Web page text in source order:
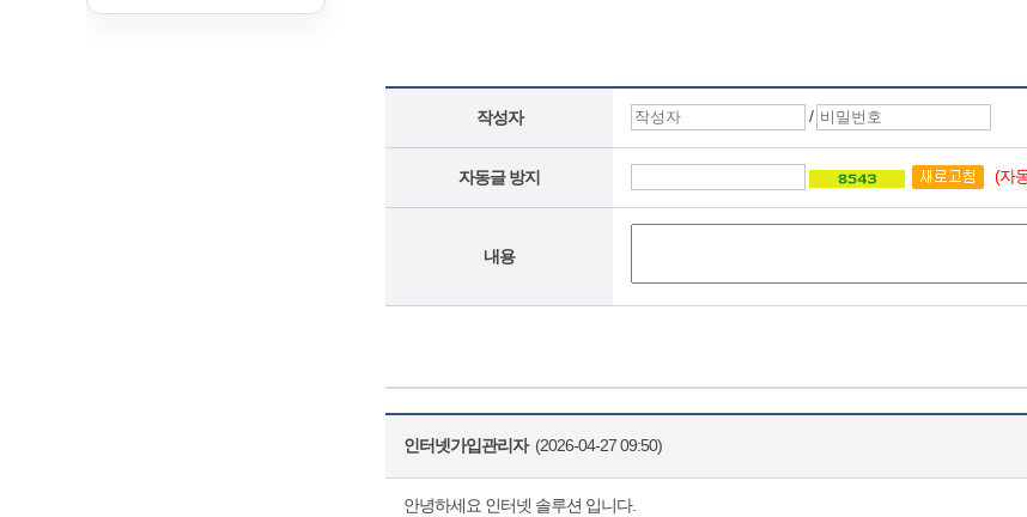
작성자 /
자동글 방지 (자
내용
인터넷가입관리자(2026-04-27 09:50)
안녕하세요 인터넷 솔루션 입니다.